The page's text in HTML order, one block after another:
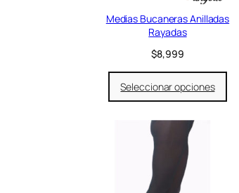
Medias Bucaneras Anilladas
Rayadas
$8,999
Seleccionar opciones